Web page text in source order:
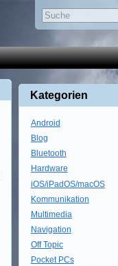
Kategorien
Android
Blog
Bluetooth
Hardware
iOS/iPadOS/macOS
Kommunikation
Multimedia
Navigation
Off Topic
Pocket PCs